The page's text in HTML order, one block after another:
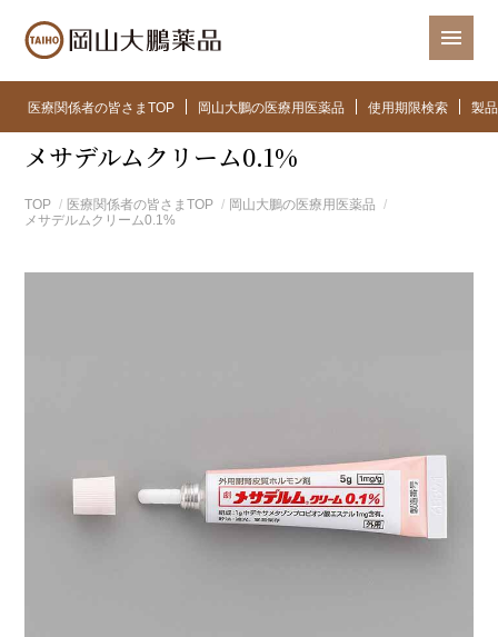
医療関係者の皆さまTOP 岡山大鵬の医療用医薬品 使用期限検索 製
メサデルムクリーム0.1%
TOP 医療関係者の皆さまTOP
岡山大鵬の医療用医薬品
メサデルムクリーム0.1%